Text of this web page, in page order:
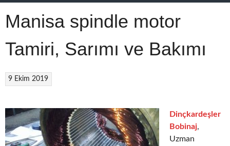
Manisa spindle motor
Tamiri, Sarımı ve Bakımı
9 Ekim 2019
Dinçkardeşler
Bobinaj,
Uzman